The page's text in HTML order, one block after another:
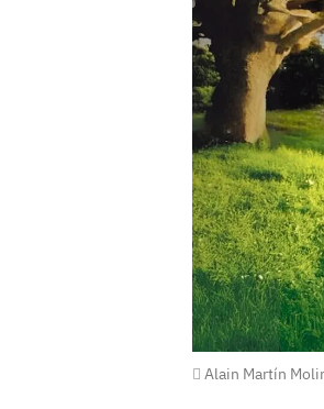
Alain Martín